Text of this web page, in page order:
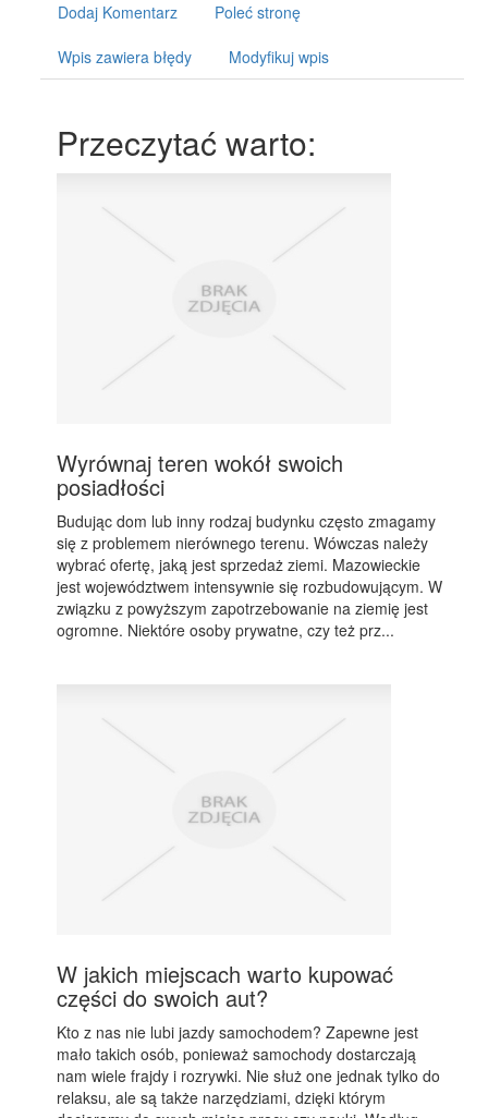
Dodaj Komentarz Poleć stronę
Wpis zawiera błędy Modyfikuj wpis
Przeczytać warto:
Wyrównaj teren wokół swoich
posiadłości
Budując dom lub inny rodzaj budynku często zmagamy
się z problemem nierównego terenu. Wówczas należy
wybrać ofertę, jaką jest sprzedaż ziemi. Mazowieckie
jest województwem intensywnie się rozbudowującym. W
związku z powyższym zapotrzebowanie na ziemię jest
ogromne. Niektóre osoby prywatne, czy też prz...
W jakich miejscach warto kupować
części do swoich aut?
Kto z nas nie lubi jazdy samochodem? Zapewne jest
mało takich osób, ponieważ samochody dostarczają
nam wiele frajdy i rozrywki. Nie służ one jednak tylko do
relaksu, ale są także narzędziami, dzięki którym